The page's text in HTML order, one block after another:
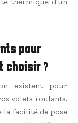
pour
choisir ?
existent pour
volets roulants.
la facilité de pose